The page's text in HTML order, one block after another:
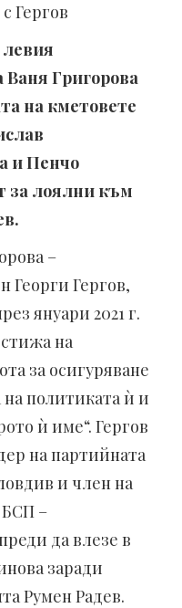
Гергов
Ваня Григорова
на кметовете
и Пенчо
за лоялни към
–
Георги Гергов,
януари 2021 г.
на
за осигуряване
политиката ѝ и
ѝ име“. Гергов
на партийната
и член на
БСП –
да влезе в
заради
Румен Радев.